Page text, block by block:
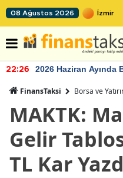
08 Ağustos 2026
22:26 2026 Haziran Ayında
FinansTaksi Borsa ve
MAKTK:
Gelir
TL Kar